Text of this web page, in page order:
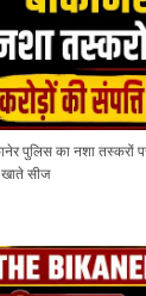
पुलिस का नशा तस्करों
सीज